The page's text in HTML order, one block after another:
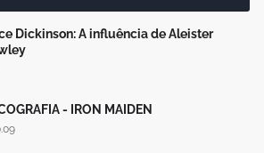
Dickinson: A influência de Aleister
- IRON MAIDEN